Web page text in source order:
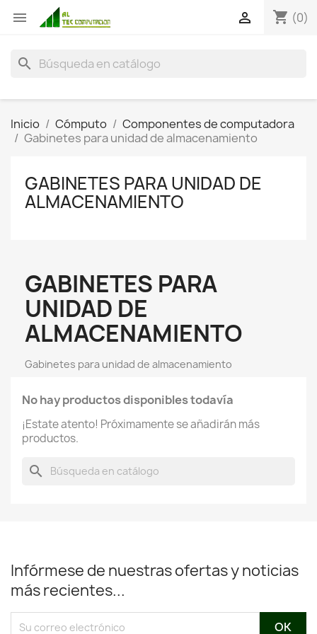
 shopping_cart (0)

search
Inicio Cómputo
Componentes de computadora
Gabinetes para unidad de almacenamiento
GABINETES PARA UNIDAD DE
ALMACENAMIENTO
GABINETES PARA
UNIDAD DE
ALMACENAMIENTO
Gabinetes para unidad de almacenamiento
No hay productos disponibles todavía
¡Estate atento! Próximamente se añadirán más
productos.
search
Infórmese de nuestras ofertas y noticias
más recientes...